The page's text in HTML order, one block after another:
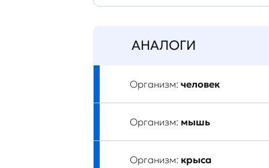
АНАЛОГИ
Организм: человек
Организм: мышь
Организм: крыса